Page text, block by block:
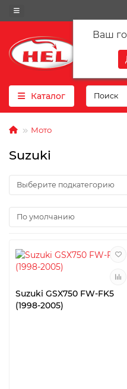
Ваш
Каталог
Мото
Suzuki
Suzuki GSX750 FW-FK5
(1998-2005)